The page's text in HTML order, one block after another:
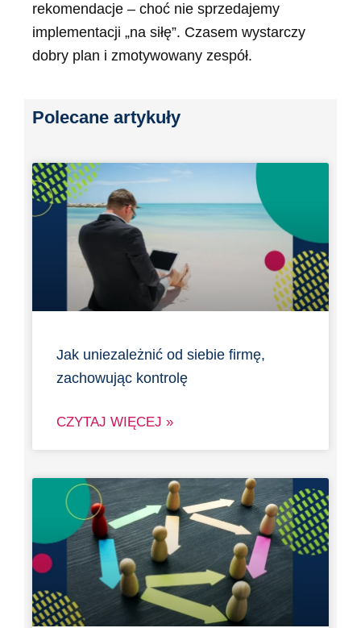
rekomendacje – choć nie sprzedajemy
implementacji „na siłę”. Czasem wystarczy
dobry plan i zmotywowany zespół.
Polecane artykuły
Jak uniezależnić od siebie firmę,
zachowując kontrolę
CZYTAJ WIĘCEJ »